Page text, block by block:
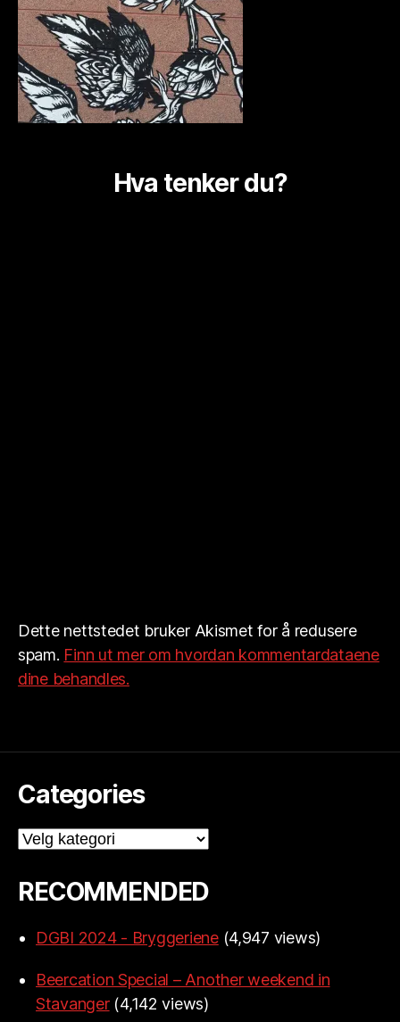
Hva tenker du?
Dette nettstedet bruker Akismet for å redusere
spam. Finn ut mer om hvordan kommentardataene
dine behandles.
Categories
Categories
RECOMMENDED
DGBI 2024 - Bryggeriene (4,947 views)
Beercation Special – Another weekend in
Stavanger (4,142 views)